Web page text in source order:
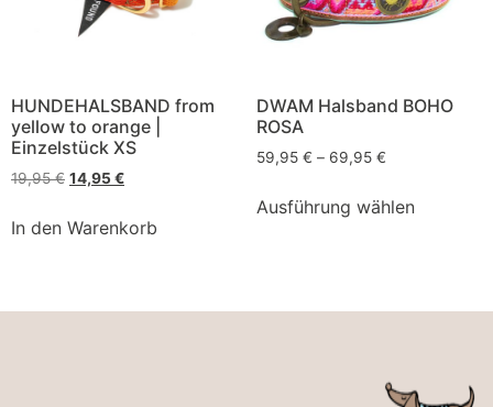
HUNDEHALSBAND from
yellow to orange |
Einzelstück XS
19,95€ 14,95 €
In den Warenkorb
DWAM Halsband BOHO
ROSA
59,95 € – 69,95 €
Ausführung wählen